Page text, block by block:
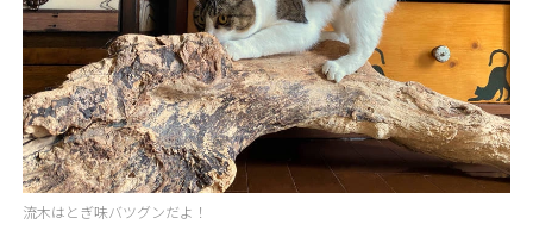
流木はとぎ味バツグンだよ！